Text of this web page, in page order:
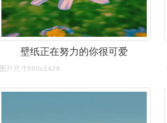
壁纸正在努力的你很可爱
图片尺寸660x1429